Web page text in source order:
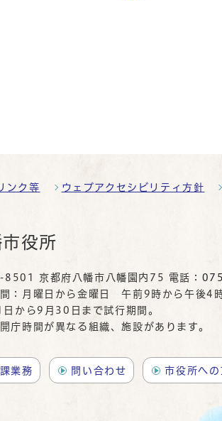
ンク等 ウェブアクセシビリティ方針
役所
京都府八幡市八幡園内75 電話：
：月曜日から金曜日 午前9時から午後4
から9月30日まで試行期間。
庁時間が異なる組織、施設があります。
業務 問い合わせ 市役所への